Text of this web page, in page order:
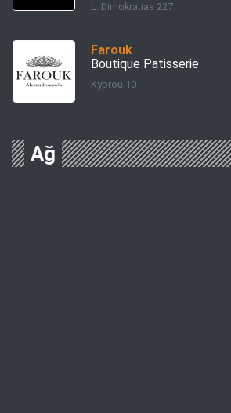
L. Dimokratias 227
Farouk
Boutique Patisserie
Kyprou 10
Ağ